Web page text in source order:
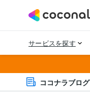
ココナラブログ